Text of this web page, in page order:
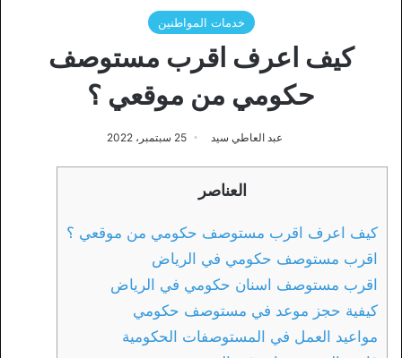
خدمات المواطنين
كيف اعرف اقرب مستوصف
حكومي من موقعي ؟
عبد العاطي سيد 25 سبتمبر، 2022
العناصر
كيف اعرف اقرب مستوصف حكومي من موقعي ؟
اقرب مستوصف حكومي في الرياض
اقرب مستوصف اسنان حكومي في الرياض
كيفية حجز موعد في مستوصف حكومي
مواعيد العمل في المستوصفات الحكومية